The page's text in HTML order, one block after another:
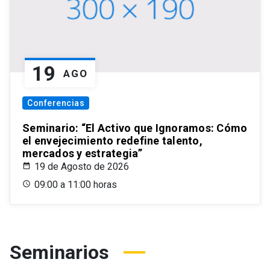
19 AGO
Conferencias
Seminario: “El Activo que Ignoramos: Cómo
el envejecimiento redefine talento,
mercados y estrategia”
19 de Agosto de 2026
09:00 a 11:00 horas
Seminarios